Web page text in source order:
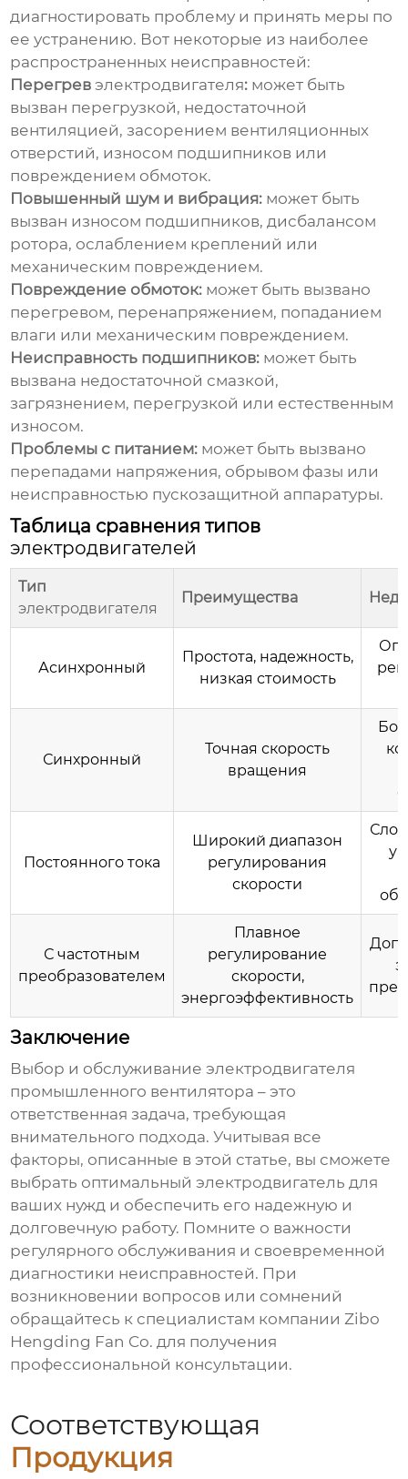
диагностировать проблему и принять меры по
ее устранению. Вот некоторые из наиболее
распространенных неисправностей:
Перегревэлектродвигателя: может быть
вызван перегрузкой, недостаточной
вентиляцией, засорением вентиляционных
отверстий, износом подшипников или
повреждением обмоток.
Повышенный шум и вибрация: может быть
вызван износом подшипников, дисбалансом
ротора, ослаблением креплений или
механическим повреждением.
Повреждение обмоток: может быть вызвано
перегревом, перенапряжением, попаданием
влаги или механическим повреждением.
Неисправность подшипников: может быть
вызвана недостаточной смазкой,
загрязнением, перегрузкой или естественным
износом.
Проблемы с питанием: может быть вызвано
перепадами напряжения, обрывом фазы или
неисправностью пускозащитной аппаратуры.
Таблица сравнения типов
электродвигателей
Тип
электродвигателя
Преимущества
Асинхронный
Простота, надежность,
низкая стоимость
Синхронный
Точная скорость
вращения
Постоянного тока
Широкий диапазон
регулирования
скорости
С частотным
преобразователем
Плавное
регулирование
скорости,
энергоэффективность
Заключение
Выбор и обслуживаниеэлектродвигателя
промышленного вентилятора – это
ответственная задача, требующая
внимательного подхода. Учитывая все
факторы, описанные в этой статье, вы сможете
выбрать оптимальныйэлектродвигатель для
ваших нужд и обеспечить его надежную и
долговечную работу. Помните о важности
регулярного обслуживания и своевременной
диагностики неисправностей. При
возникновении вопросов или сомнений
обращайтесь к специалистам компанииZibo
Hengding Fan Co. для получения
профессиональной консультации.
Соответствующая
Продукция